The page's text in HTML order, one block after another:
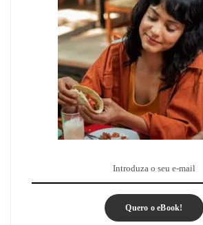
Quero o eBook!